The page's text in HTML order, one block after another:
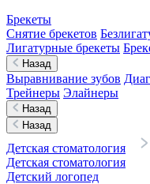
Брекеты
Снятие брекетов
Лигатурные брекеты
Назад
Выравнивание зубов
Трейнеры Элайнеры
Назад
Назад
Детская стоматология
Детская стоматология
Детский логопед